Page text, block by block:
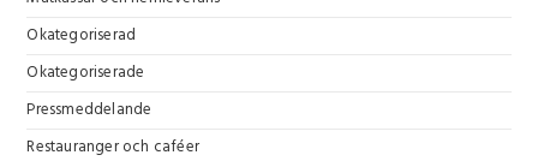
Okategoriserad
Okategoriserade
Pressmeddelande
Restauranger och caféer